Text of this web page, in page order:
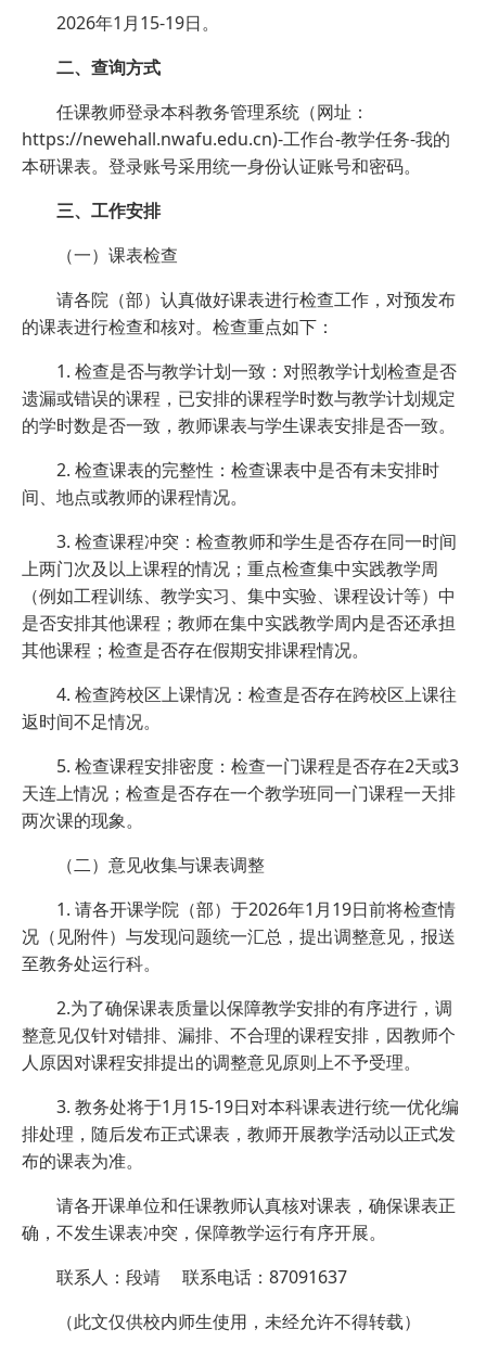
2026年1月15-19日。
二、查询方式
任课教师登录本科教务管理系统（网址：
https://newehall.nwafu.edu.cn)-工作台-教学任务-我的
本研课表。登录账号采用统一身份认证账号和密码。
三、工作安排
（一）课表检查
请各院（部）认真做好课表进行检查工作，对预发布
的课表进行检查和核对。检查重点如下：
1. 检查是否与教学计划一致：对照教学计划检查是否
遗漏或错误的课程，已安排的课程学时数与教学计划规定
的学时数是否一致，教师课表与学生课表安排是否一致。
2. 检查课表的完整性：检查课表中是否有未安排时
间、地点或教师的课程情况。
3. 检查课程冲突：检查教师和学生是否存在同一时间
上两门次及以上课程的情况；重点检查集中实践教学周
（例如工程训练、教学实习、集中实验、课程设计等）中
是否安排其他课程；教师在集中实践教学周内是否还承担
其他课程；检查是否存在假期安排课程情况。
4. 检查跨校区上课情况：检查是否存在跨校区上课往
返时间不足情况。
5. 检查课程安排密度：检查一门课程是否存在2天或3
天连上情况；检查是否存在一个教学班同一门课程一天排
两次课的现象。
（二）意见收集与课表调整
1. 请各开课学院（部）于2026年1月19日前将检查情
况（见附件）与发现问题统一汇总，提出调整意见，报送
至教务处运行科。
2.为了确保课表质量以保障教学安排的有序进行，调
整意见仅针对错排、漏排、不合理的课程安排，因教师个
人原因对课程安排提出的调整意见原则上不予受理。
3. 教务处将于1月15-19日对本科课表进行统一优化编
排处理，随后发布正式课表，教师开展教学活动以正式发
布的课表为准。
请各开课单位和任课教师认真核对课表，确保课表正
确，不发生课表冲突，保障教学运行有序开展。
联系人：段靖 联系电话：87091637
（此文仅供校内师生使用，未经允许不得转载）